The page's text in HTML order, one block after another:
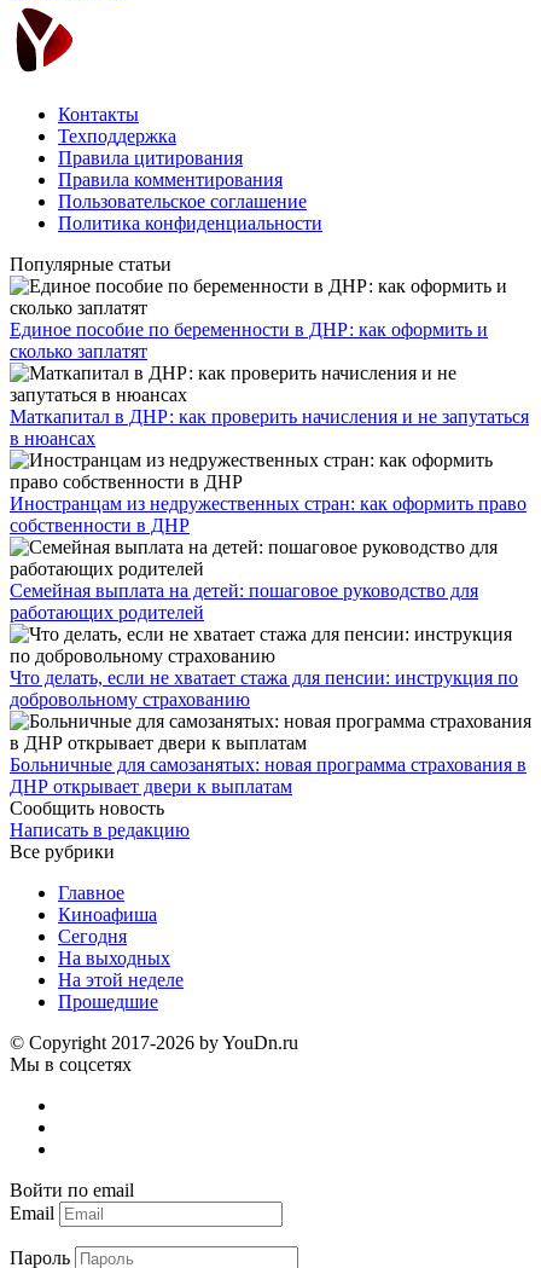
Контакты
Техподдержка
Правила цитирования
Правила комментирования
Пользовательское соглашение
Политика конфиденциальности
Популярные статьи
Единое пособие по беременности в ДНР: как оформить и
сколько заплатят
​Маткапитал в ДНР: как проверить начисления и не запутаться
в нюансах
Иностранцам из недружественных стран: как оформить право
собственности в ДНР
Семейная выплата на детей: пошаговое руководство для
работающих родителей
Что делать, если не хватает стажа для пенсии: инструкция по
добровольному страхованию
Больничные для самозанятых: новая программа страхования в
ДНР открывает двери к выплатам
Сообщить новость
Написать в редакцию
Все рубрики
Главное
Киноафиша
Сегодня
На выходных
На этой неделе
Прошедшие
© Copyright 2017-2026 by YouDn.ru
Мы в соцсетях
Войти по email
Email
Пароль